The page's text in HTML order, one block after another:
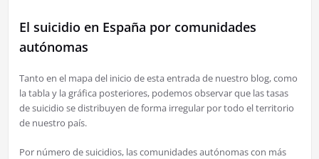
El suicidio en España por comunidades
autónomas
Tanto en el mapa del inicio de esta entrada de nuestro blog, como
la tabla y la gráfica posteriores, podemos observar que las tasas
de suicidio se distribuyen de forma irregular por todo el territorio
de nuestro país.
Por número de suicidios, las comunidades autónomas con más